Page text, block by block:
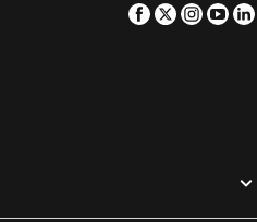
Facebook
Twitter